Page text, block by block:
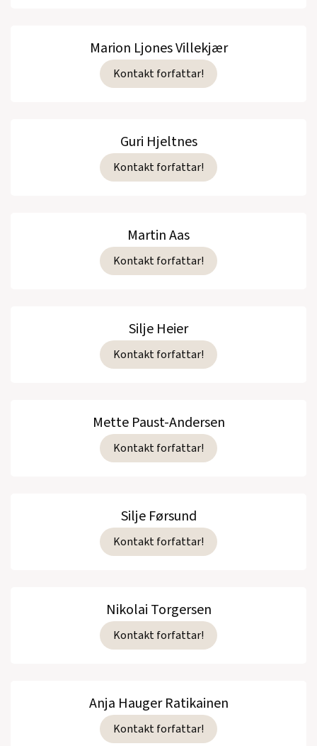
Marion Ljones Villekjær
Kontakt forfattar!
Guri Hjeltnes
Kontakt forfattar!
Martin Aas
Kontakt forfattar!
Silje Heier
Kontakt forfattar!
Mette Paust-Andersen
Kontakt forfattar!
Silje Førsund
Kontakt forfattar!
Nikolai Torgersen
Kontakt forfattar!
Anja Hauger Ratikainen
Kontakt forfattar!